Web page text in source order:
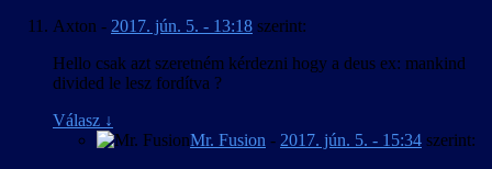
Axton - 2017. jún. 5. - 13:18 szerint:
Hello csak azt szeretném kérdezni hogy a deus ex: mankind
divided le lesz fordítva ?
Válasz ↓
Mr. Fusion - 2017. jún. 5. - 15:34 szerint: